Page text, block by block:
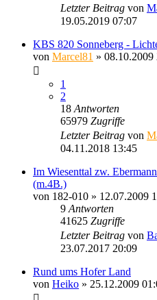
Letzter Beitrag von
19.05.2019 07:07
KBS 820 Sonneberg -
von Marcel81 » 08.10.2009
1
2
18 Antworten
65979 Zugriffe
Letzter Beitrag von
04.11.2018 13:45
Im Wiesenttal zw.
(m.4B.)
von 182-010 » 12.07.2009
9 Antworten
41625 Zugriffe
Letzter Beitrag von
23.07.2017 20:09
Rund ums Hofer Land
von Heiko » 25.12.2009